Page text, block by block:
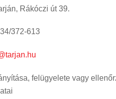
út 39.
613
felügyelete vagy